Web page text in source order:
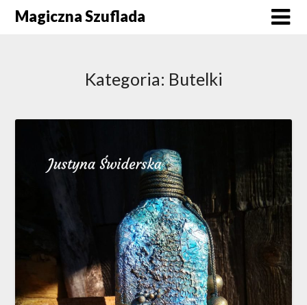
SkipMagiczna Szuflada
Kategoria: Butelki